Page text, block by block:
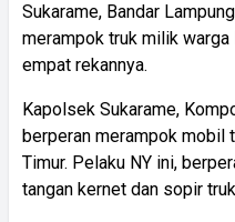
Sukarame, Bandar
merampok truk milik warga
empat rekannya.
Kapolsek Sukarame,
berperan merampok mobil
Timur. Pelaku NY ini,
tangan kernet dan sopir